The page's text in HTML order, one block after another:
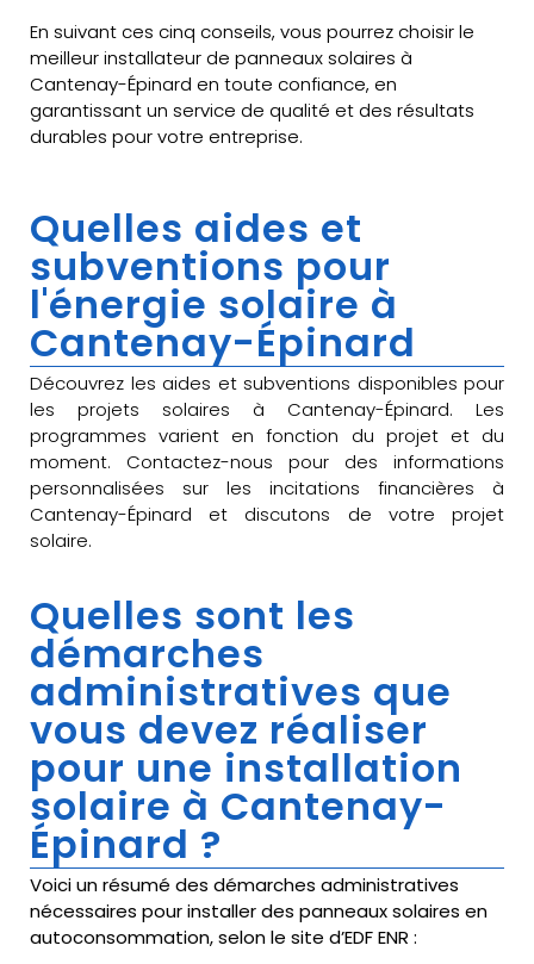
En suivant ces cinq conseils, vous pourrez choisir le
meilleur installateur de panneaux solaires à
Cantenay-Épinard en toute confiance, en
garantissant un service de qualité et des résultats
durables pour votre entreprise.
Quelles aides et
subventions pour
l'énergie solaire à
Cantenay-Épinard
Découvrez les aides et subventions disponibles pour
les projets solaires à Cantenay-Épinard. Les
programmes varient en fonction du projet et du
moment. Contactez-nous pour des informations
personnalisées sur les incitations financières à
Cantenay-Épinard et discutons de votre projet
solaire.
Quelles sont les
démarches
administratives que
vous devez réaliser
pour une installation
solaire à Cantenay-
Épinard ?
Voici un résumé des démarches administratives
nécessaires pour installer des panneaux solaires en
autoconsommation, selon le site d’EDF ENR :